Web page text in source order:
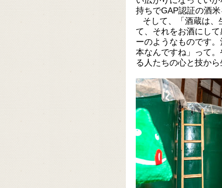
持ちでGAP認証の酒
そして、「酒蔵は
て、それをお酒にし
ーのようなものです
本なんですね」って
る人たちの心と技か